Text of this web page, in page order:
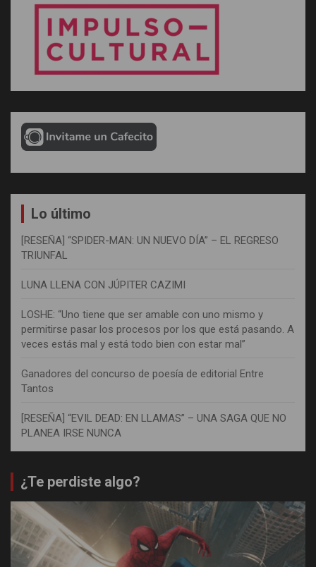
Lo último
[RESEÑA] “SPIDER-MAN: UN NUEVO DÍA” – EL REGRESO
TRIUNFAL
LUNA LLENA CON JÚPITER CAZIMI
LOSHE: “Uno tiene que ser amable con uno mismo y
permitirse pasar los procesos por los que está pasando. A
veces estás mal y está todo bien con estar mal”
Ganadores del concurso de poesía de editorial Entre
Tantos
[RESEÑA] “EVIL DEAD: EN LLAMAS” – UNA SAGA QUE NO
PLANEA IRSE NUNCA
¿Te perdiste algo?